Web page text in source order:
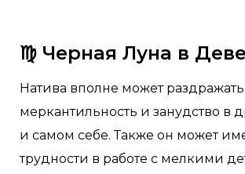
♍️ Черная Луна в Деве
Натива вполне может
меркантильность и занудство в
и самом себе. Также он может
трудности в работе с мелкими